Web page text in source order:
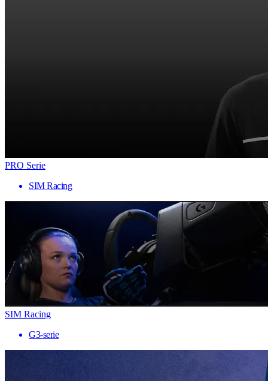
PRO Serie
SIM Racing
SIM Racing
G3-serie